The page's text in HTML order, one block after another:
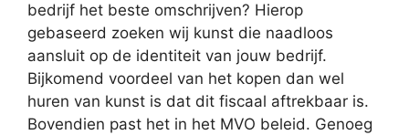
bedrijf het beste omschrijven? Hierop
gebaseerd zoeken wij kunst die naadloos
aansluit op de identiteit van jouw bedrijf.
Bijkomend voordeel van het kopen dan wel
huren van kunst is dat dit fiscaal aftrekbaar is.
Bovendien past het in het MVO beleid. Genoeg